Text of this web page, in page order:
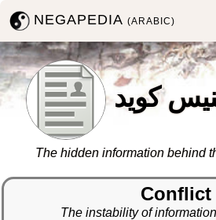
NEGAPEDIA(ARABIC)
كويد
The hidden information behind
Conflict
The instability of information